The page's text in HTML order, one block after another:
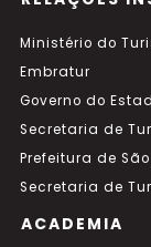
Ministério do
Embratur
Governo do
Secretaria de
Prefeitura de
Secretaria de
ACADEMIA